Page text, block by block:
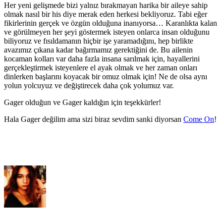
Her yeni gelişmede bizi yalnız bırakmayan harika bir aileye sahip
olmak nasıl bir his diye merak eden herkesi bekliyoruz. Tabi eğer
fikirlerinin gerçek ve özgün olduğuna inanıyorsa… Karanlıkta kalan
ve görülmeyen her şeyi göstermek isteyen onlarca insan olduğunu
biliyoruz ve fısıldamanın hiçbir işe yaramadığını, hep birlikte
avazımız çıkana kadar bağırmamız gerektiğini de. Bu ailenin
kocaman kolları var daha fazla insana sarılmak için, hayallerini
gerçekleştirmek isteyenlere el ayak olmak ve her zaman onları
dinlerken başlarını koyacak bir omuz olmak için! Ne de olsa aynı
yolun yolcuyuz ve değiştirecek daha çok yolumuz var.
Gager olduğun ve Gager kaldığın için teşekkürler!
Hala Gager değilim ama sizi biraz sevdim sanki diyorsan Come On!